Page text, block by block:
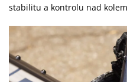
stabilitu a kontrolu nad